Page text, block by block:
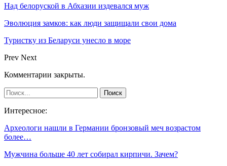
Над белоруской в Абхазии издевался муж
Эволюция замков: как люди защищали свои дома
Туристку из Беларуси унесло в море
Prev Next
Комментарии закрыты.
Интересное:
Археологи нашли в Германии бронзовый меч возрастом
более…
Мужчина больше 40 лет собирал кирпичи. Зачем?